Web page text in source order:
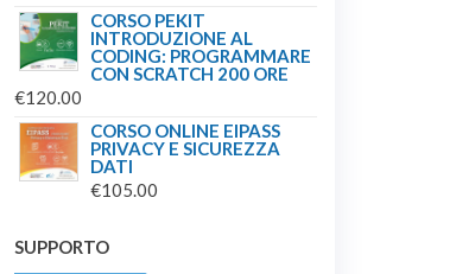
CORSO PEKIT
INTRODUZIONE AL
CODING: PROGRAMMARE
CON SCRATCH 200 ORE
€120.00
CORSO ONLINE EIPASS
PRIVACY E SICUREZZA
DATI
€105.00
SUPPORTO